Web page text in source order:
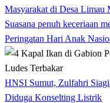
Masyarakat di Desa Limau
Suasana penuh keceriaan
Peringatan Hari Anak
HNSI Sumut, Zulfahri
Diduga Konselting Listrik